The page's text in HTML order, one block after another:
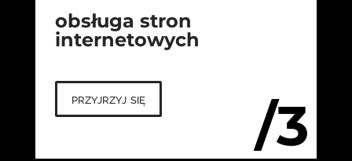
/3
obsługa stron
internetowych
przyjrzyj się